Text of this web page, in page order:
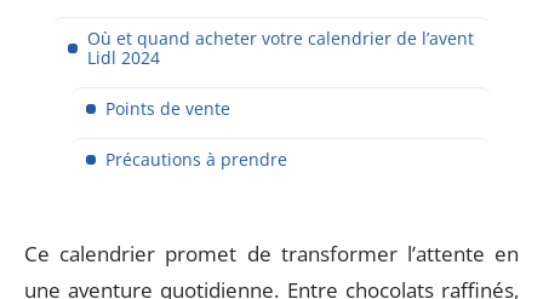
Où et quand acheter votre calendrier de l’avent
Lidl 2024
Points de vente
Précautions à prendre
Ce calendrier promet de transformer l’attente en
une aventure quotidienne. Entre chocolats raffinés,